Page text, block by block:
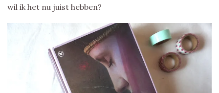
wil ik het nu juist hebben?